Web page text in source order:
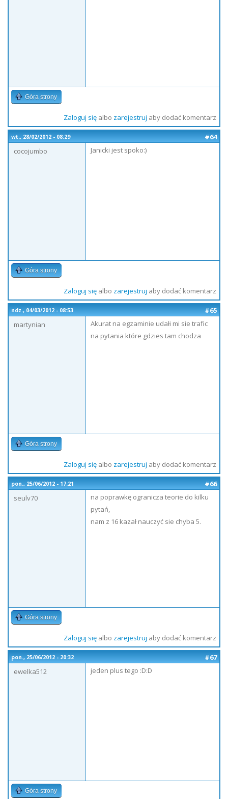
Góra strony
Zaloguj sięalbo zarejestruj aby dodać komentarz
wt., 28/02/2012 - 08:29
#64
cocojumbo
Janicki jest spoko:)
Góra strony
Zaloguj sięalbo zarejestruj aby dodać komentarz
ndz., 04/03/2012 - 08:53
#65
martynian
Akurat na egzaminie udałi mi sie trafic
na pytania które gdzies tam chodza
Góra strony
Zaloguj sięalbo zarejestruj aby dodać komentarz
pon., 25/06/2012 - 17:21
#66
seulv70
na poprawkę ogranicza teorie do kilku
pytań,
nam z 16 kazał nauczyć sie chyba 5.
Góra strony
Zaloguj sięalbo zarejestruj aby dodać komentarz
pon., 25/06/2012 - 20:32
#67
ewelka512
jeden plus tego :D:D
Góra strony